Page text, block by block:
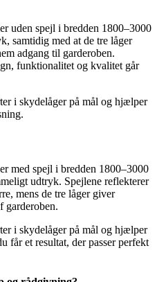
uden spejl i bredden 1800–3000
samtidig med at de tre låger
adgang til garderoben.
funktionalitet og kvalitet går
i skydelåger på mål og hjælper
med spejl i bredden 1800–3000
udtryk. Spejlene reflekterer
mens de tre låger giver
garderoben.
i skydelåger på mål og hjælper
får et resultat, der passer perfekt